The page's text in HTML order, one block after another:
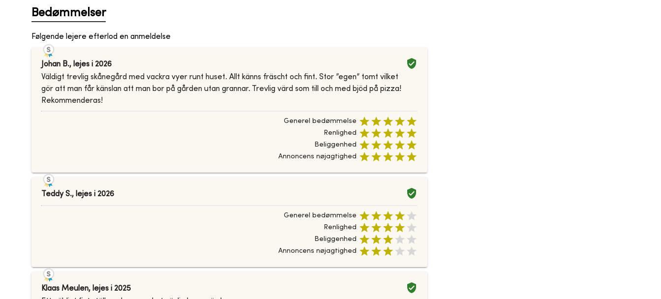
Bedømmelser
Følgende lejere efterlod en anmeldelse
Johan B., lejes i 2026
Väldigt trevlig skånegård med vackra vyer runt huset. Allt känns fräscht och fint. Stor ”egen” tomt vilket
gör att man får känslan att man bor på gården utan grannar. Trevlig värd som till och med bjöd på pizza!
Rekommenderas!
Generel bedømmelse
Renlighed
Beliggenhed
Annoncens nøjagtighed
Teddy S., lejes i 2026
Generel bedømmelse
Renlighed
Beliggenhed
Annoncens nøjagtighed
Klaas Meulen, lejes i 2025